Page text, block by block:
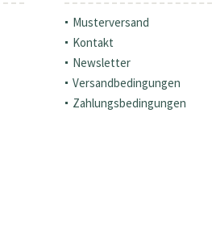
Musterversand
Kontakt
Newsletter
Versandbedingungen
Zahlungsbedingungen